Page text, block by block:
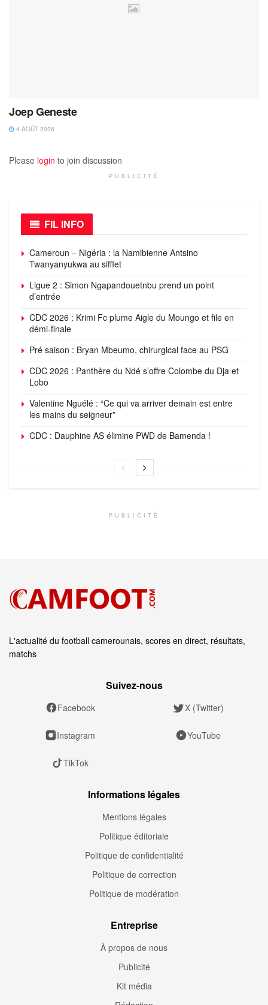
Joep Geneste
4 AOÛT 2026
Please login to join discussion
PUBLICITÉ
FIL INFO
Cameroun – Nigéria : la Namibienne Antsino
Twanyanyukwa au sifflet
Ligue 2 : Simon Ngapandouetnbu prend un point
d’entrée
CDC 2026 : Krimi Fc plume Aigle du Moungo et file en
démi-finale
Pré saison : Bryan Mbeumo, chirurgical face au PSG
CDC 2026 : Panthère du Ndé s’offre Colombe du Dja et
Lobo
Valentine Nguélé : “Ce qui va arriver demain est entre
les mains du seigneur”
CDC : Dauphine AS élimine PWD de Bamenda !
PUBLICITÉ
L'actualité du football camerounais, scores en direct, résultats,
matchs
Suivez‑nous
Facebook X (Twitter)
Instagram YouTube
TikTok
Informations légales
Mentions légales
Politique éditoriale
Politique de confidentialité
Politique de correction
Politique de modération
Entreprise
À propos de nous
Publicité
Kit média